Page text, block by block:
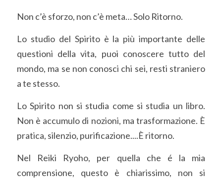
Non c’è sforzo, non c’è meta… Solo Ritorno.
Lo studio del Spirito è la più importante delle
questioni della vita, puoi conoscere tutto del
mondo, ma se non conosci chi sei, resti straniero
a te stesso.
Lo Spirito non si studia come si studia un libro.
Non è accumulo di nozioni, ma trasformazione. È
pratica, silenzio, purificazione....È ritorno.
Nel Reiki Ryoho, per quella che é la mia
comprensione, questo è chiarissimo, non si